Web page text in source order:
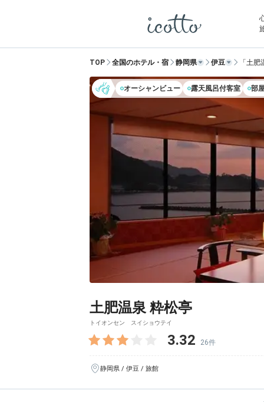
TOP 全国のホテル・宿 静岡県 伊豆 「土
オーシャンビュー 露天風呂付客室 部
土肥温泉 粋松亭
トイオンセン スイショウテイ
3.32 26件
静岡県 / 伊豆 / 旅館